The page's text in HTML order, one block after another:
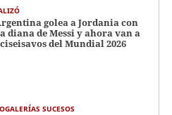
golea a Jordania con
diana de Messi y ahora van a
del Mundial 2026
SUCESOS